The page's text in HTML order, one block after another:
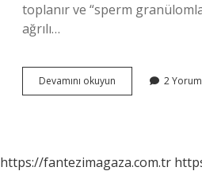
toplanır ve “sperm
ağrılı…
Devamını okuyun
Ağrısı
2 Yorum
https://fantezimagaza.com.tr